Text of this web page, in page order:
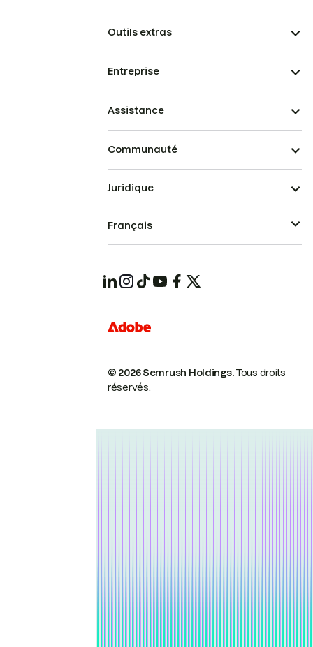
Outils extras
Entreprise
Assistance
Communauté
© 2026 Semrush Holdings.Tous droits
réservés.
Juridique
Français